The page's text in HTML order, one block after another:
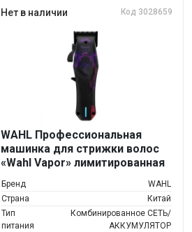
Нет в наличии Код 3028659
WAHL Профессиональная
машинка для стрижки волос
«Wahl Vapor» лимитированная
Бренд
WAHL
Страна
Китай
Тип
питания
Комбинированное СЕТЬ/
АККУМУЛЯТОР